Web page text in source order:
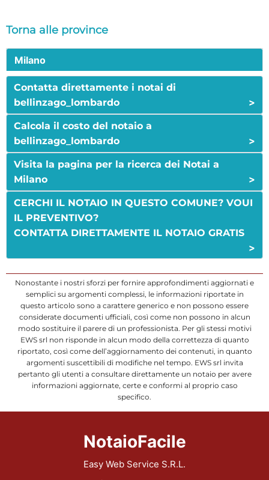
Torna alle province
Milano
Contatta direttamente i notai di
bellinzago_lombardo
>
Calcola il costo del notaio a
bellinzago_lombardo
>
Visita la pagina per la ricerca dei Notai a
Milano
>
CERCHI IL NOTAIO IN QUESTO COMUNE? VOUI
IL PREVENTIVO?
CONTATTA DIRETTAMENTE IL NOTAIO GRATIS
>
Nonostante i nostri sforzi per fornire approfondimenti aggiornati e
semplici su argomenti complessi, le informazioni riportate in
questo articolo sono a carattere generico e non possono essere
considerate documenti ufficiali, così come non possono in alcun
modo sostituire il parere di un professionista. Per gli stessi motivi
EWS srl non risponde in alcun modo della correttezza di quanto
riportato, così come dell’aggiornamento dei contenuti, in quanto
argomenti suscettibili di modifiche nel tempo. EWS srl invita
pertanto gli utenti a consultare direttamente un notaio per avere
informazioni aggiornate, certe e conformi al proprio caso
specifico.
NotaioFacile
Easy Web Service S.R.L.